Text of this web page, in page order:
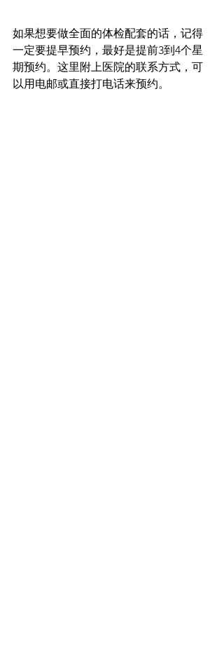
如果想要做全面的体检配套的话，记得
一定要提早预约，最好是提前3到4个星
期预约。这里附上医院的联系方式，可
以用电邮或直接打电话来预约。